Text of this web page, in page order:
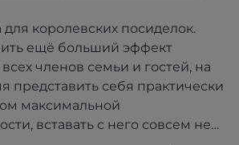
королевских посиделок.
ещё больший эффект
членов семьи и гостей, на
представить себя практически
максимальной
вставать с него совсем не